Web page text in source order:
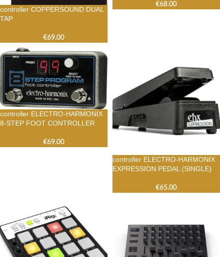
controller COPPERSOUND DUAL
TAP
€69.00
€68.00
controller ELECTRO-HARMONIX
8-STEP FOOT CONTROLLER
€69.00
controller ELECTRO-HARMONIX
EXPRESSION PEDAL (SINGLE)
€65.00